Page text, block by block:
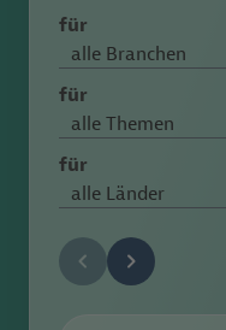
für
für
für